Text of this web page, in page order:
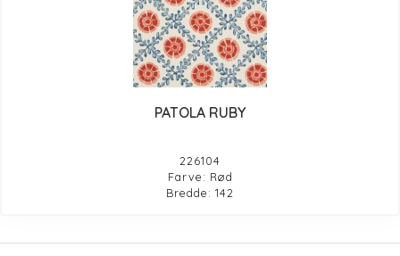
PATOLA RUBY
226104
Farve: Rød
Bredde: 142